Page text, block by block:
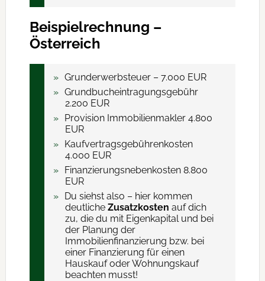
Beispielrechnung –
Österreich
Grund­erwerb­steuer – 7.000 EUR
Grundbuch­eintragungs­gebühr
2.200 EUR
Provision Immobilienmakler 4.800
EUR
Kaufvertrags­gebühren­kosten
4.000 EUR
Finanzierungs­nebenkosten 8.800
EUR
Du siehst also – hier kommen
deutliche Zusatzkosten auf dich
zu, die du mit Eigenkapital und bei
der Planung der
Immobilienfinanzierung bzw. bei
einer Finanzierung für einen
Hauskauf oder Wohnungskauf
beachten musst!